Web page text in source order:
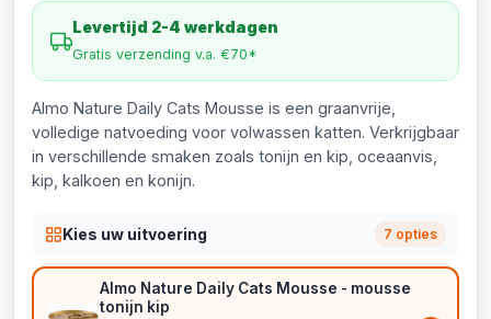
Levertijd 2-4 werkdagen
Gratis verzending v.a. €70*
Almo Nature Daily Cats Mousse is een graanvrije,
volledige natvoeding voor volwassen katten. Verkrijgbaar
in verschillende smaken zoals tonijn en kip, oceaanvis,
kip, kalkoen en konijn.
Kies uw uitvoering 7 opties
Almo Nature Daily Cats Mousse - mousse
tonijn kip